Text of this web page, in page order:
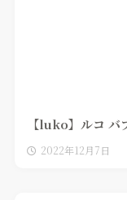
【luko】ルコ バ
2022年12月7日